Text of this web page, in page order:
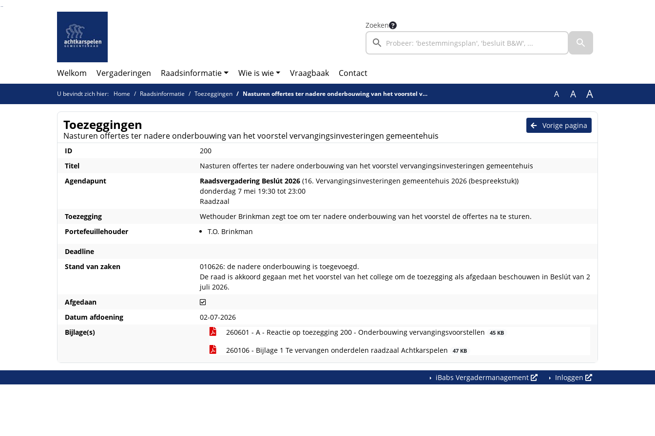
Ga naar de inhoud van deze pagina
Ga naar het zoeken
Ga naar het menu
Zoeken
Welkom Vergaderingen Raadsinformatie Wie is wie Vraagbaak Contact
U bevindt zich hier: Home Raadsinformatie Toezeggingen Nasturen offertes ter nadere onderbouwing van het voorstel vervangingsinvesteringen gemeentehuis A A A
Vorige pagina
Toezeggingen
Nasturen offertes ter nadere onderbouwing van het voorstel vervangingsinvesteringen gemeentehuis
ID
200
Titel
Nasturen offertes ter nadere onderbouwing van het voorstel vervangingsinvesteringen gemeentehuis
Agendapunt
Raadsvergadering Beslút 2026 (16. Vervangingsinvesteringen gemeentehuis 2026 (bespreekstuk))
donderdag 7 mei 19:30 tot 23:00
Raadzaal
Toezegging
Wethouder Brinkman zegt toe om ter nadere onderbouwing van het voorstel de offertes na te sturen.
Portefeuillehouder
T.O. Brinkman
Deadline
Stand van zaken
010626: de nadere onderbouwing is toegevoegd.
De raad is akkoord gegaan met het voorstel van het college om de toezegging als afgedaan beschouwen in Beslút van 2
juli 2026.
Afgedaan
Afgedaan
Datum afdoening
02-07-2026
Bijlage(s)
260601 - A - Reactie op toezegging 200 - Onderbouwing vervangingsvoorstellen 45 KB
260106 - Bijlage 1 Te vervangen onderdelen raadzaal Achtkarspelen 47 KB
iBabs Vergadermanagement Inloggen